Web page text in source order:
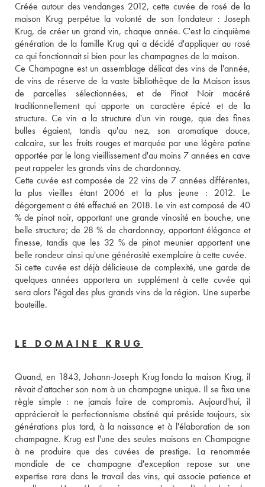
Créée autour des vendanges 2012, cette cuvée de rosé de la
maison Krug perpétue la volonté de son fondateur : Joseph
Krug, de créer un grand vin, chaque année. C'est la cinquième
génération de la famille Krug qui a décidé d'appliquer au rosé
ce qui fonctionnait si bien pour les champagnes de la maison.
Ce Champagne est un assemblage délicat des vins de l'année,
de vins de réserve de la vaste bibliothèque de la Maison issus
de parcelles sélectionnées, et de Pinot Noir macéré
traditionnellement qui apporte un caractère épicé et de la
structure. Ce vin a la structure d'un vin rouge, que des fines
bulles égaient, tandis qu'au nez, son aromatique douce,
calcaire, sur les fruits rouges et marquée par une légère patine
apportée par le long vieillissement d'au moins 7 années en cave
peut rappeler les grands vins de chardonnay.
Cette cuvée est composée de 22 vins de 7 années différentes,
la plus vieilles étant 2006 et la plus jeune : 2012. Le
dégorgement a été effectué en 2018. Le vin est composé de 40
% de pinot noir, apportant une grande vinosité en bouche, une
belle structure; de 28 % de chardonnay, apportant élégance et
finesse, tandis que les 32 % de pinot meunier apportent une
belle rondeur ainsi qu'une générosité exemplaire à cette cuvée.
Si cette cuvée est déjà délicieuse de complexité, une garde de
quelques années apportera un supplément à cette cuvée qui
sera alors l'égal des plus grands vins de la région. Une superbe
bouteille.
LE DOMAINE KRUG
Quand, en 1843, Johann-Joseph Krug fonda la maison Krug, il
rêvait d'attacher son nom à un champagne unique. Il se fixa une
règle simple : ne jamais faire de compromis. Aujourd'hui, il
apprécierait le perfectionnisme obstiné qui préside toujours, six
générations plus tard, à la naissance et à l'élaboration de son
champagne. Krug est l'une des seules maisons en Champagne
à ne produire que des cuvées de prestige. La renommée
mondiale de ce champagne d'exception repose sur une
expertise rare dans le travail des vins, qui associe patience et